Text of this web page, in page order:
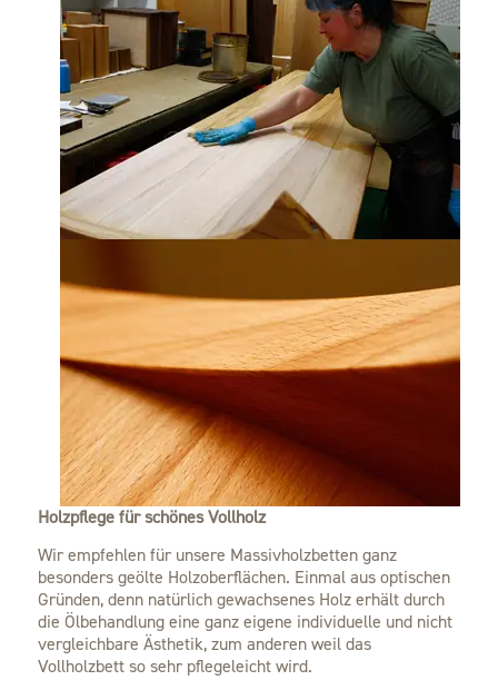
Holzpflege für schönes Vollholz
Wir empfehlen für unsere Massivholzbetten ganz
besonders geölte Holzoberflächen. Einmal aus optischen
Gründen, denn natürlich gewachsenes Holz erhält durch
die Ölbehandlung eine ganz eigene individuelle und nicht
vergleichbare Ästhetik, zum anderen weil das
Vollholzbett so sehr pflegeleicht wird.